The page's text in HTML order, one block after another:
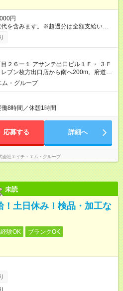
円
を含みます。※超過分は全額支給いたし
円／月 みなし残業時間 42時間／月
は別途、残業手当を支給します。 ◎上
。経験や年齢、能力などを踏まえて決
は3ヶ月で、その間の雇用形態は正社員で
更はありません。 分は全額支給しま
じです。
２６ー１ アサンテ出口ビル１Ｆ・ ３Ｆ
レブン枚方出口店から南へ200m。府道13
ら徒歩15分。）
ム・グループ
8時間／休憩1時間
応募する 詳細へ
会社エイチ・エム・グループ
未読
土日休み！検品・加工な
験OK
ブランクOK